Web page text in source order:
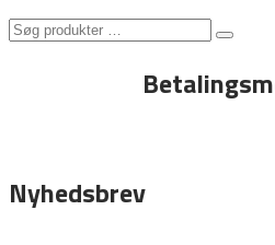
Søg
Search
Nyhedsbrev